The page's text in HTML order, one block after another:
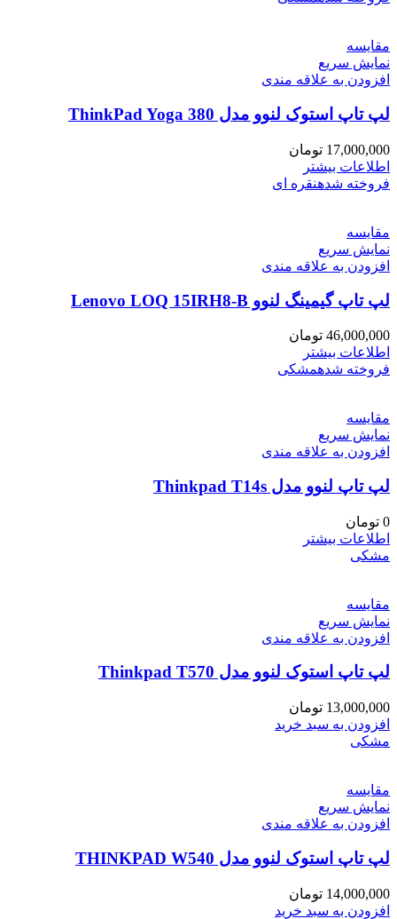
مقايسه
نمایش سریع
افزودن به علاقه مندی
لپ تاپ استوک لنوو مدل ThinkPad Yoga 380
17,000,000 تومان
اطلاعات بیشتر
فروخته شدهنقره ای
مقايسه
نمایش سریع
افزودن به علاقه مندی
لپ تاپ گیمینگ لنوو Lenovo LOQ 15IRH8-B
46,000,000 تومان
اطلاعات بیشتر
فروخته شدهمشکی
مقايسه
نمایش سریع
افزودن به علاقه مندی
لپ تاپ لنوو مدل Thinkpad T14s
0 تومان
اطلاعات بیشتر
مشکی
مقايسه
نمایش سریع
افزودن به علاقه مندی
لپ تاپ استوک لنوو مدل Thinkpad T570
13,000,000 تومان
افزودن به سبد خرید
مشکی
مقايسه
نمایش سریع
افزودن به علاقه مندی
لپ تاپ استوک لنوو مدل THINKPAD W540
14,000,000 تومان
افزودن به سبد خرید